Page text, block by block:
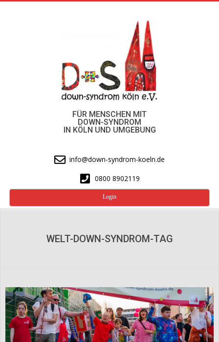
FÜR MENSCHEN MIT
DOWN-SYNDROM
IN KÖLN UND UMGEBUNG
info@down-syndrom-koeln.de
0800 8902119
Login
WELT-DOWN-SYNDROM-TAG